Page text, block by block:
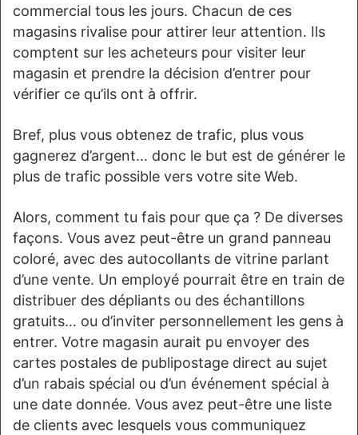
commercial tous les jours. Chacun de ces
magasins rivalise pour attirer leur attention. Ils
comptent sur les acheteurs pour visiter leur
magasin et prendre la décision d’entrer pour
vérifier ce qu’ils ont à offrir.
Bref, plus vous obtenez de trafic, plus vous
gagnerez d’argent… donc le but est de générer le
plus de trafic possible vers votre site Web.
Alors, comment tu fais pour que ça ? De diverses
façons. Vous avez peut-être un grand panneau
coloré, avec des autocollants de vitrine parlant
d’une vente. Un employé pourrait être en train de
distribuer des dépliants ou des échantillons
gratuits… ou d’inviter personnellement les gens à
entrer. Votre magasin aurait pu envoyer des
cartes postales de publipostage direct au sujet
d’un rabais spécial ou d’un événement spécial à
une date donnée. Vous avez peut-être une liste
de clients avec lesquels vous communiquez